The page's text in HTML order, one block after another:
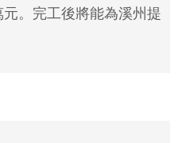
。完工後將能為溪州提